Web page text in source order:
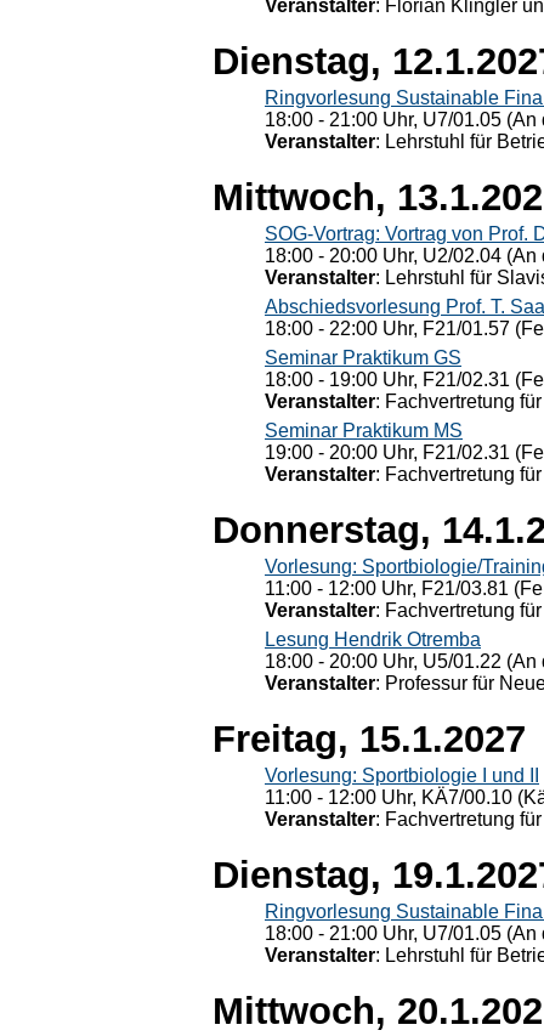
Veranstalter: Florian Klingler
Dienstag,
Ringvorlesung Sustainable
18:00 - 21:00 Uhr, U7/01.05
Veranstalter: Lehrstuhl für
Mittwoch,
SOG-Vortrag: Vortrag von Prof.
18:00 - 20:00 Uhr, U2/02.04
Veranstalter: Lehrstuhl für
Abschiedsvorlesung Prof. T.
18:00 - 22:00 Uhr, F21/01.57
Seminar Praktikum GS
18:00 - 19:00 Uhr, F21/02.31
Veranstalter: Fachvertretung
Seminar Praktikum MS
19:00 - 20:00 Uhr, F21/02.31
Veranstalter: Fachvertretung
Donnerstag,
Vorlesung: Sportbiologie/
11:00 - 12:00 Uhr, F21/03.81
Veranstalter: Fachvertretung
Lesung Hendrik Otremba
18:00 - 20:00 Uhr, U5/01.22
Veranstalter: Professur für
Freitag, 15.1.2027
Vorlesung: Sportbiologie I und II
11:00 - 12:00 Uhr, KÄ7/00.10
Veranstalter: Fachvertretung
Dienstag,
Ringvorlesung Sustainable
18:00 - 21:00 Uhr, U7/01.05
Veranstalter: Lehrstuhl für
Mittwoch,